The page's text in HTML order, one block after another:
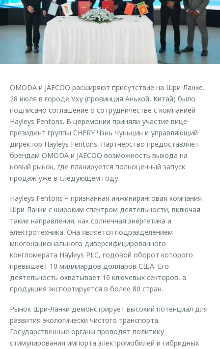
Страхование
Кредитный калькулятор
Аксессуары
Одежда и сувениры
Запчасти
Трейд-ин
Калькулятор трейд-ин
Клиентская поддержка
O&J Автоклуб
Клуб владельцев OMODA
Приложение O&J
Одежда и сувениры
Оригинальные аксессуары
Запчасти
Обратная связь
OMODA и JAECOO расширяют присутствие на Шри-Ланке.
28 июля в городе Уху (провинция Аньхой, Китай) было
подписано соглашение о сотрудничестве с компанией
Hayleys Fentons. В церемонии приняли участие вице-
президент группы CHERY Чэнь Чуньцин и управляющий
директор Hayleys Fentons. Партнерство предоставляет
брендам OMODA и JAECOO возможность выхода на
новый рынок, где планируется полноценный запуск
продаж уже в следующем году.
Hayleys Fentons – признанная инжиниринговая компания
Шри-Ланки с широким спектром деятельности, включая
такие направления, как солнечная энергетика и
электротехника. Она является подразделением
многонационального диверсифицированного
конгломерата Hayleys PLC, годовой оборот которого
превышает 10 миллиардов долларов США. Его
деятельность охватывает 16 ключевых секторов, а
продукция экспортируется в более 80 стран.
Рынок Шри-Ланки демонстрирует высокий потенциал для
развития экологически чистого транспорта.
Государственные органы проводят политику
стимулирования импорта электромобилей и гибридных